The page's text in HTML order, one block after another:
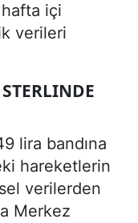
hafta içi
verileri
lira bandına
hareketlerin
verilerden
Merkez